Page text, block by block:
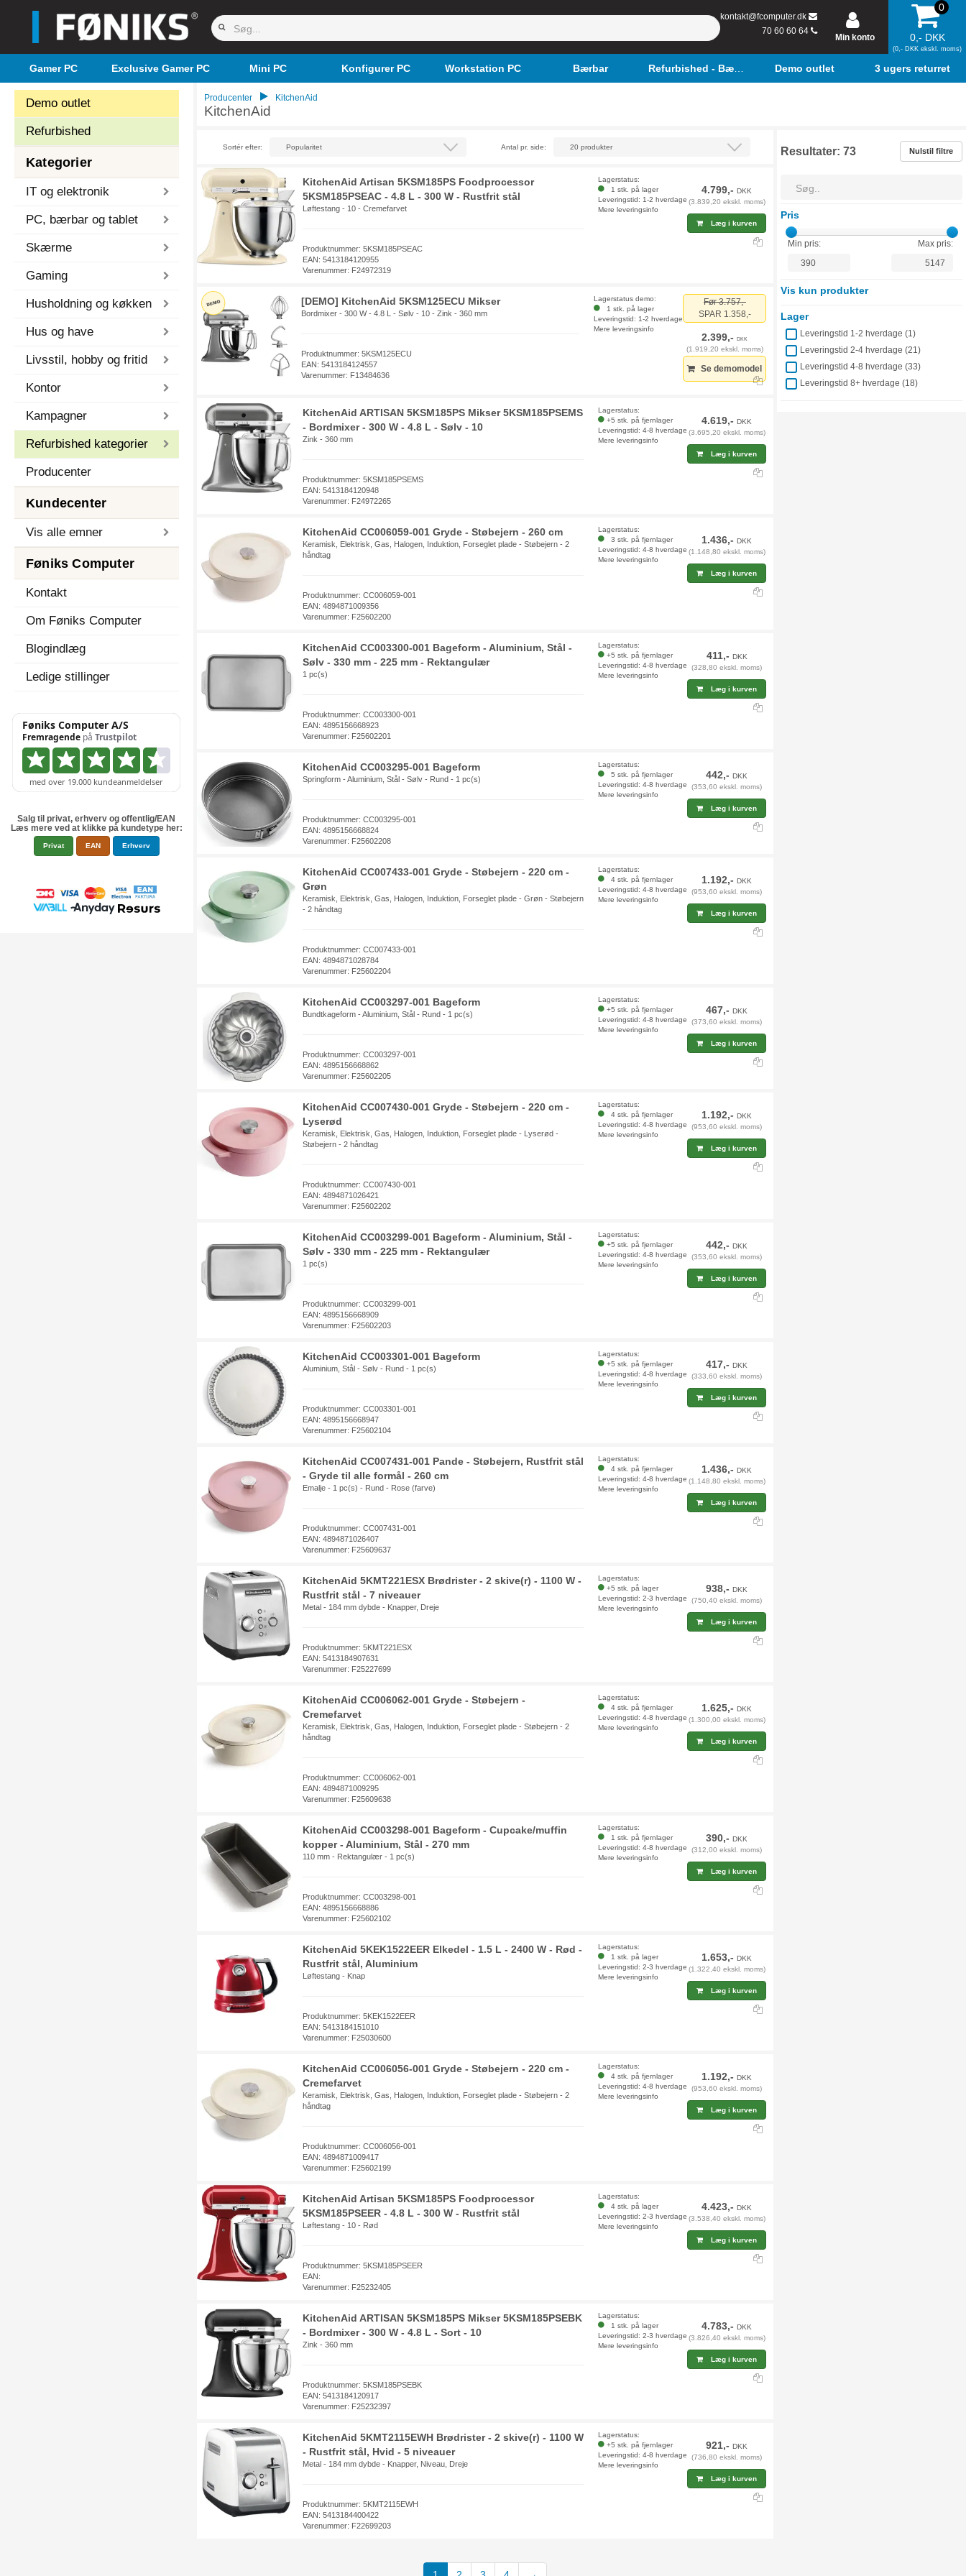
kontakt@fcomputer.dk
70 60 60 64
Min konto
0
0,- DKK
(0,- DKK ekskl. moms)
Gamer PC Exclusive Gamer PC Mini PC Konfigurer PC Workstation PC Bærbar Refurbished - Bærbar Demo outlet 3 ugers returret
Demo outlet
Refurbished
Kategorier
IT og elektronik
PC, bærbar og tablet
Skærme
Gaming
Husholdning og køkken
Hus og have
Livsstil, hobby og fritid
Kontor
Kampagner
Refurbished kategorier
Producenter
Kundecenter
Vis alle emner
Føniks Computer
Kontakt
Om Føniks Computer
Blogindlæg
Ledige stillinger
Salg til privat, erhverv og offentlig/EAN
Læs mere ved at klikke på kundetype her:
Privat EAN Erhverv
Producenter KitchenAid
KitchenAid
Resultater:73 Nulstil filtre
Pris
Min pris: Max pris:
Vis kun produkter
Lager
Leveringstid 1-2 hverdage (1)
Leveringstid 2-4 hverdage (21)
Leveringstid 4-8 hverdage (33)
Leveringstid 8+ hverdage (18)
Sortér efter: Antal pr. side:
KitchenAid Artisan 5KSM185PS Foodprocessor
5KSM185PSEAC - 4.8 L - 300 W - Rustfrit stål
Løftestang - 10 - Cremefarvet
Produktnummer: 5KSM185PSEAC
EAN: 5413184120955
Varenummer: F24972319
Lagerstatus:
1 stk. på lager
Leveringstid: 1-2 hverdage
Mere leveringsinfo
4.799,-DKK
(3.839,20 ekskl. moms)
Læg i kurven
[DEMO] KitchenAid 5KSM125ECU Mikser
Bordmixer - 300 W - 4.8 L - Sølv - 10 - Zink - 360 mm
Produktnummer: 5KSM125ECU
EAN: 5413184124557
Varenummer: F13484636
Lagerstatus demo:
1 stk. på lager
Leveringstid: 1-2 hverdage
Mere leveringsinfo
Før 3.757,-
SPAR 1.358,-
2.399,-DKK
(1.919,20 ekskl. moms)
Se demomodel
KitchenAid ARTISAN 5KSM185PS Mikser 5KSM185PSEMS
- Bordmixer - 300 W - 4.8 L - Sølv - 10
Zink - 360 mm
Produktnummer: 5KSM185PSEMS
EAN: 5413184120948
Varenummer: F24972265
Lagerstatus:
+5 stk. på fjernlager
Leveringstid: 4-8 hverdage
Mere leveringsinfo
4.619,-DKK
(3.695,20 ekskl. moms)
Læg i kurven
KitchenAid CC006059-001 Gryde - Støbejern - 260 cm
Keramisk, Elektrisk, Gas, Halogen, Induktion, Forseglet plade - Støbejern - 2
håndtag
Produktnummer: CC006059-001
EAN: 4894871009356
Varenummer: F25602200
Lagerstatus:
3 stk. på fjernlager
Leveringstid: 4-8 hverdage
Mere leveringsinfo
1.436,-DKK
(1.148,80 ekskl. moms)
Læg i kurven
KitchenAid CC003300-001 Bageform - Aluminium, Stål -
Sølv - 330 mm - 225 mm - Rektangulær
1 pc(s)
Produktnummer: CC003300-001
EAN: 4895156668923
Varenummer: F25602201
Lagerstatus:
+5 stk. på fjernlager
Leveringstid: 4-8 hverdage
Mere leveringsinfo
411,- DKK
(328,80 ekskl. moms)
Læg i kurven
KitchenAid CC003295-001 Bageform
Springform - Aluminium, Stål - Sølv - Rund - 1 pc(s)
Produktnummer: CC003295-001
EAN: 4895156668824
Varenummer: F25602208
Lagerstatus:
5 stk. på fjernlager
Leveringstid: 4-8 hverdage
Mere leveringsinfo
442,-DKK
(353,60 ekskl. moms)
Læg i kurven
KitchenAid CC007433-001 Gryde - Støbejern - 220 cm -
Grøn
Keramisk, Elektrisk, Gas, Halogen, Induktion, Forseglet plade - Grøn - Støbejern
- 2 håndtag
Produktnummer: CC007433-001
EAN: 4894871028784
Varenummer: F25602204
Lagerstatus:
4 stk. på fjernlager
Leveringstid: 4-8 hverdage
Mere leveringsinfo
1.192,-DKK
(953,60 ekskl. moms)
Læg i kurven
KitchenAid CC003297-001 Bageform
Bundtkageform - Aluminium, Stål - Rund - 1 pc(s)
Produktnummer: CC003297-001
EAN: 4895156668862
Varenummer: F25602205
Lagerstatus:
+5 stk. på fjernlager
Leveringstid: 4-8 hverdage
Mere leveringsinfo
467,-DKK
(373,60 ekskl. moms)
Læg i kurven
KitchenAid CC007430-001 Gryde - Støbejern - 220 cm -
Lyserød
Keramisk, Elektrisk, Gas, Halogen, Induktion, Forseglet plade - Lyserød -
Støbejern - 2 håndtag
Produktnummer: CC007430-001
EAN: 4894871026421
Varenummer: F25602202
Lagerstatus:
4 stk. på fjernlager
Leveringstid: 4-8 hverdage
Mere leveringsinfo
1.192,-DKK
(953,60 ekskl. moms)
Læg i kurven
KitchenAid CC003299-001 Bageform - Aluminium, Stål -
Sølv - 330 mm - 225 mm - Rektangulær
1 pc(s)
Produktnummer: CC003299-001
EAN: 4895156668909
Varenummer: F25602203
Lagerstatus:
+5 stk. på fjernlager
Leveringstid: 4-8 hverdage
Mere leveringsinfo
442,-DKK
(353,60 ekskl. moms)
Læg i kurven
KitchenAid CC003301-001 Bageform
Aluminium, Stål - Sølv - Rund - 1 pc(s)
Produktnummer: CC003301-001
EAN: 4895156668947
Varenummer: F25602104
Lagerstatus:
+5 stk. på fjernlager
Leveringstid: 4-8 hverdage
Mere leveringsinfo
417,-DKK
(333,60 ekskl. moms)
Læg i kurven
KitchenAid CC007431-001 Pande - Støbejern, Rustfrit stål
- Gryde til alle formål - 260 cm
Emalje - 1 pc(s) - Rund - Rose (farve)
Produktnummer: CC007431-001
EAN: 4894871026407
Varenummer: F25609637
Lagerstatus:
4 stk. på fjernlager
Leveringstid: 4-8 hverdage
Mere leveringsinfo
1.436,-DKK
(1.148,80 ekskl. moms)
Læg i kurven
KitchenAid 5KMT221ESX Brødrister - 2 skive(r) - 1100 W -
Rustfrit stål - 7 niveauer
Metal - 184 mm dybde - Knapper, Dreje
Produktnummer: 5KMT221ESX
EAN: 5413184907631
Varenummer: F25227699
Lagerstatus:
+5 stk. på lager
Leveringstid: 2-3 hverdage
Mere leveringsinfo
938,-DKK
(750,40 ekskl. moms)
Læg i kurven
KitchenAid CC006062-001 Gryde - Støbejern -
Cremefarvet
Keramisk, Elektrisk, Gas, Halogen, Induktion, Forseglet plade - Støbejern - 2
håndtag
Produktnummer: CC006062-001
EAN: 4894871009295
Varenummer: F25609638
Lagerstatus:
4 stk. på fjernlager
Leveringstid: 4-8 hverdage
Mere leveringsinfo
1.625,-DKK
(1.300,00 ekskl. moms)
Læg i kurven
KitchenAid CC003298-001 Bageform - Cupcake/muffin
kopper - Aluminium, Stål - 270 mm
110 mm - Rektangulær - 1 pc(s)
Produktnummer: CC003298-001
EAN: 4895156668886
Varenummer: F25602102
Lagerstatus:
1 stk. på fjernlager
Leveringstid: 4-8 hverdage
Mere leveringsinfo
390,-DKK
(312,00 ekskl. moms)
Læg i kurven
KitchenAid 5KEK1522EER Elkedel - 1.5 L - 2400 W - Rød -
Rustfrit stål, Aluminium
Løftestang - Knap
Produktnummer: 5KEK1522EER
EAN: 5413184151010
Varenummer: F25030600
Lagerstatus:
1 stk. på lager
Leveringstid: 2-3 hverdage
Mere leveringsinfo
1.653,-DKK
(1.322,40 ekskl. moms)
Læg i kurven
KitchenAid CC006056-001 Gryde - Støbejern - 220 cm -
Cremefarvet
Keramisk, Elektrisk, Gas, Halogen, Induktion, Forseglet plade - Støbejern - 2
håndtag
Produktnummer: CC006056-001
EAN: 4894871009417
Varenummer: F25602199
Lagerstatus:
4 stk. på fjernlager
Leveringstid: 4-8 hverdage
Mere leveringsinfo
1.192,-DKK
(953,60 ekskl. moms)
Læg i kurven
KitchenAid Artisan 5KSM185PS Foodprocessor
5KSM185PSEER - 4.8 L - 300 W - Rustfrit stål
Løftestang - 10 - Rød
Produktnummer: 5KSM185PSEER
EAN:
Varenummer: F25232405
Lagerstatus:
4 stk. på lager
Leveringstid: 2-3 hverdage
Mere leveringsinfo
4.423,-DKK
(3.538,40 ekskl. moms)
Læg i kurven
KitchenAid ARTISAN 5KSM185PS Mikser 5KSM185PSEBK
- Bordmixer - 300 W - 4.8 L - Sort - 10
Zink - 360 mm
Produktnummer: 5KSM185PSEBK
EAN: 5413184120917
Varenummer: F25232397
Lagerstatus:
1 stk. på lager
Leveringstid: 2-3 hverdage
Mere leveringsinfo
4.783,-DKK
(3.826,40 ekskl. moms)
Læg i kurven
KitchenAid 5KMT2115EWH Brødrister - 2 skive(r) - 1100 W
- Rustfrit stål, Hvid - 5 niveauer
Metal - 184 mm dybde - Knapper, Niveau, Dreje
Produktnummer: 5KMT2115EWH
EAN: 5413184400422
Varenummer: F22699203
Lagerstatus:
+5 stk. på fjernlager
Leveringstid: 4-8 hverdage
Mere leveringsinfo
921,-DKK
(736,80 ekskl. moms)
Læg i kurven